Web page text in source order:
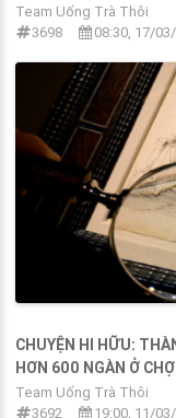
Team Uống Trà Thôi
3698
08:30, 17/
CHUYỆN HI HỮU:
HƠN 600 NGÀN Ở CHỢ
Team Uống Trà Thôi
3692
19:00, 11/